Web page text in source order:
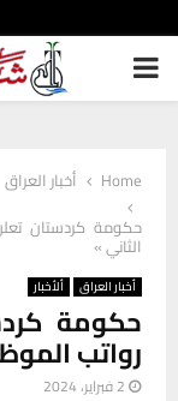
PRIMARY
Home
أخبار العراق
حكومة كردستان
الثاني »
أخبار العراق ألأخبار
حكومة
رواتب
2 فبراير، 2024